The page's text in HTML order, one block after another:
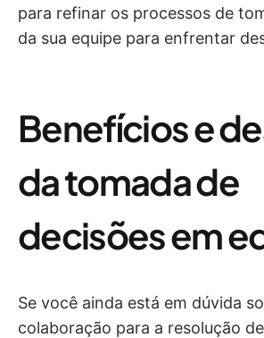
para refinar os processos de
da sua equipe para enfrentar
Benefícios e
da tomada de
decisões em
Se você ainda está em dúvida
colaboração para a resolução